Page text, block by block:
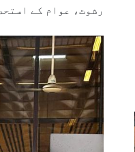
رشوت، عوام کے